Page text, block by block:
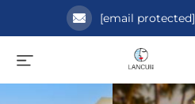
[email protected]